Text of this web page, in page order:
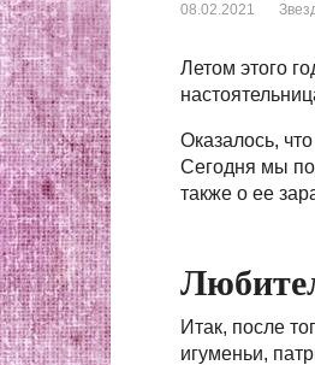
08.02.2021
Летом этого
Оказалось,
Сегодня мы
также о ее
Итак, после
игуменьи,